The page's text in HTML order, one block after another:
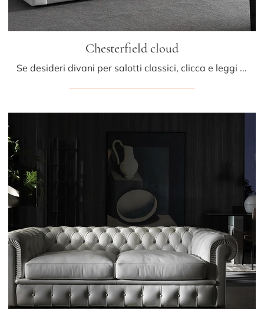
Chesterfield cloud
Se desideri divani per salotti classici, clicca e leggi di più sul modello Chesterfield cloud in pelle dell'azienda Albani.